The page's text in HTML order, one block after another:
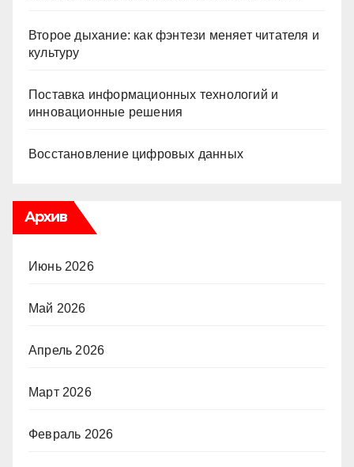
Второе дыхание: как фэнтези меняет читателя и
культуру
Поставка информационных технологий и
инновационные решения
Восстановление цифровых данных
Архив
Июнь 2026
Май 2026
Апрель 2026
Март 2026
Февраль 2026